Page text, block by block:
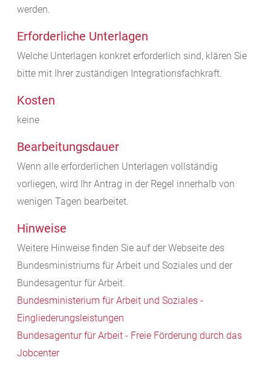
werden.
Erforderliche Unterlagen
Welche Unterlagen konkret erforderlich sind, klären Sie
bitte mit Ihrer zuständigen Integrationsfachkraft.
Kosten
keine
Bearbeitungsdauer
Wenn alle erforderlichen Unterlagen vollständig
vorliegen, wird Ihr Antrag in der Regel innerhalb von
wenigen Tagen bearbeitet.
Hinweise
Weitere Hinweise finden Sie auf der Webseite des
Bundesministriums für Arbeit und Soziales und der
Bundesagentur für Arbeit.
Bundesministerium für Arbeit und Soziales -
Eingliederungsleistungen
Bundesagentur für Arbeit - Freie Förderung durch das
Jobcenter